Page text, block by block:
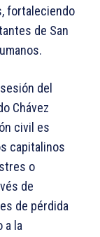
fortaleciendo
de San
del
Chávez
civil es
capitalinos
o
de
de pérdida
a la